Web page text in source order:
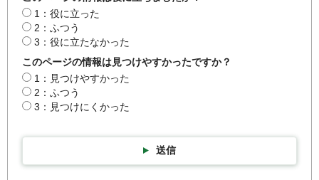
1：役に立った
2：ふつう
3：役に立たなかった
このページの情報は見つけやすかったですか？
1：見つけやすかった
2：ふつう
3：見つけにくかった
送信